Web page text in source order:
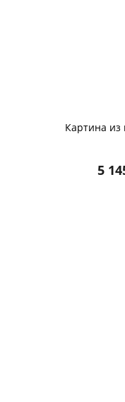
Картина из
5